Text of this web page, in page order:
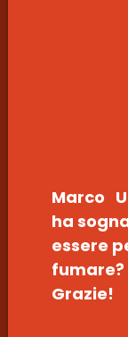
Marco
ha
essere
Grazie!